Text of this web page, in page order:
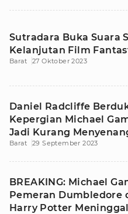
Sutradara Buka Suara
Kelanjutan Film
Barat 27 Oktober 2023
Daniel Radcliffe
Kepergian Michael
Jadi Kurang
Barat 29 September 2023
BREAKING: Michael
Pemeran Dumbledore
Harry Potter